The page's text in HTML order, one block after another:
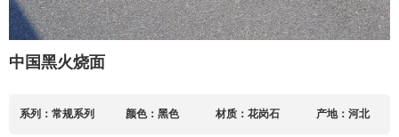
中国黑火烧面
系列：常规系列 颜色：黑色 材质：花岗石 产地：河北